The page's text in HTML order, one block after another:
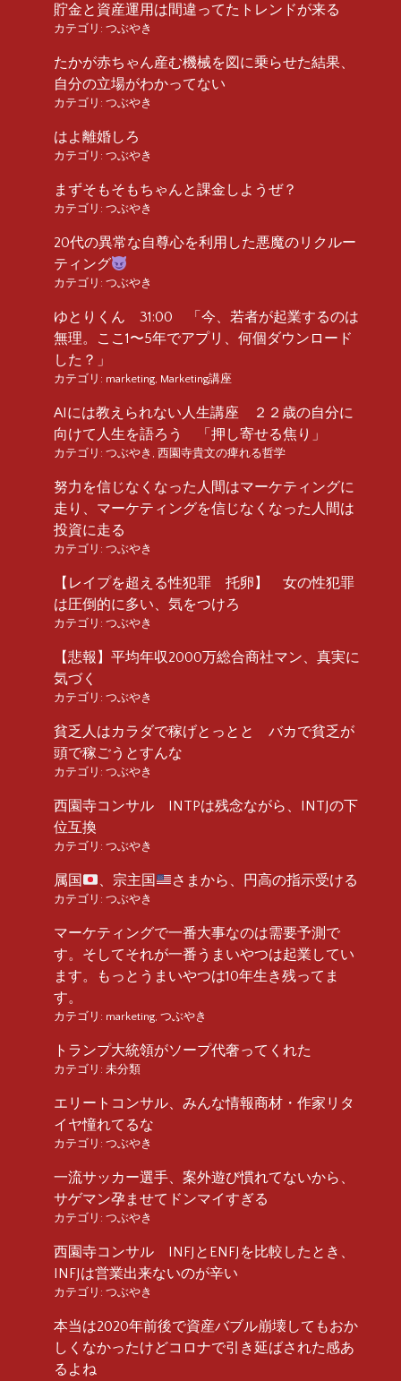
貯金と資産運用は間違ってたトレンドが来る
カテゴリ: つぶやき
たかが赤ちゃん産む機械を図に乗らせた結果、
自分の立場がわかってない
カテゴリ: つぶやき
はよ離婚しろ
カテゴリ: つぶやき
まずそもそもちゃんと課金しようぜ？
カテゴリ: つぶやき
20代の異常な自尊心を利用した悪魔のリクルー
ティング
カテゴリ: つぶやき
ゆとりくん 31:00 「今、若者が起業するのは
無理。ここ1〜5年でアプリ、何個ダウンロード
した？」
カテゴリ: marketing, Marketing講座
AIには教えられない人生講座 ２２歳の自分に
向けて人生を語ろう 「押し寄せる焦り」
カテゴリ: つぶやき , 西園寺貴文の痺れる哲学
努力を信じなくなった人間はマーケティングに
走り、マーケティングを信じなくなった人間は
投資に走る
カテゴリ: つぶやき
【レイプを超える性犯罪 托卵】 女の性犯罪
は圧倒的に多い、気をつけろ
カテゴリ: つぶやき
【悲報】平均年収2000万総合商社マン、真実に
気づく
カテゴリ: つぶやき
貧乏人はカラダで稼げとっとと バカで貧乏が
頭で稼ごうとすんな
カテゴリ: つぶやき
西園寺コンサル INTPは残念ながら、INTJの下
位互換
カテゴリ: つぶやき
属国 、宗主国 さまから、円高の指示受ける
カテゴリ: つぶやき
マーケティングで一番大事なのは需要予測で
す。そしてそれが一番うまいやつは起業してい
ます。もっとうまいやつは10年生き残ってま
す。
カテゴリ: marketing, つぶやき
トランプ大統領がソープ代奢ってくれた
カテゴリ: 未分類
エリートコンサル、みんな情報商材・作家リタ
イヤ憧れてるな
カテゴリ: つぶやき
一流サッカー選手、案外遊び慣れてないから、
サゲマン孕ませてドンマイすぎる
カテゴリ: つぶやき
西園寺コンサル INFJとENFJを比較したとき、
INFJは営業出来ないのが辛い
カテゴリ: つぶやき
本当は2020年前後で資産バブル崩壊してもおか
しくなかったけどコロナで引き延ばされた感あ
るよね